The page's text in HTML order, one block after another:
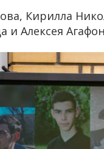
Кирилла
Алексея